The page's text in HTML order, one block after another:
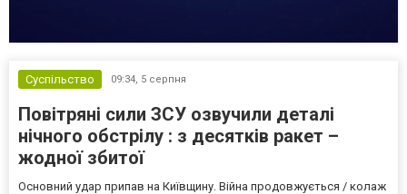
Суспільство 09:34, 5 серпня
Повітряні сили ЗСУ озвучили деталі
нічного обстрілу : з десятків ракет –
жодної збитої
Основний удар припав на Київщину. Війна продовжується / колаж